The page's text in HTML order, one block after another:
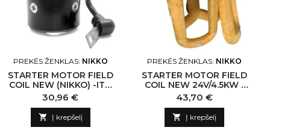
PREKĖS ŽENKLAS: NIKKO
STARTER MOTOR FIELD
COIL NEW (NIKKO) -ITO
CM3049 NIKKO-CN
Kaina
30,96 €
 Į krepšelį
PREKĖS ŽENKLAS: NIKKO
STARTER MOTOR FIELD
COIL NEW 24V/4.5KW -
ITO N132530 NIKKO-CN
Kaina
43,70 €
 Į krepšelį